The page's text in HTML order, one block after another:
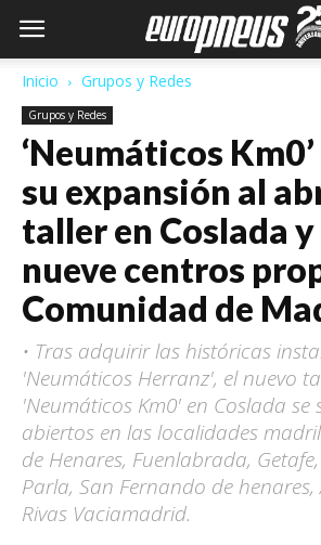
Inicio Grupos y Redes
Grupos y Redes
‘Neumáticos
su expansión al
taller en Coslada
nueve centros
Comunidad de
• Tras adquirir las históricas
'Neumáticos Herranz', el nuevo
'Neumáticos Km0' en Coslada se
abiertos en las localidades
de Henares, Fuenlabrada,
Parla, San Fernando de
Rivas Vaciamadrid.